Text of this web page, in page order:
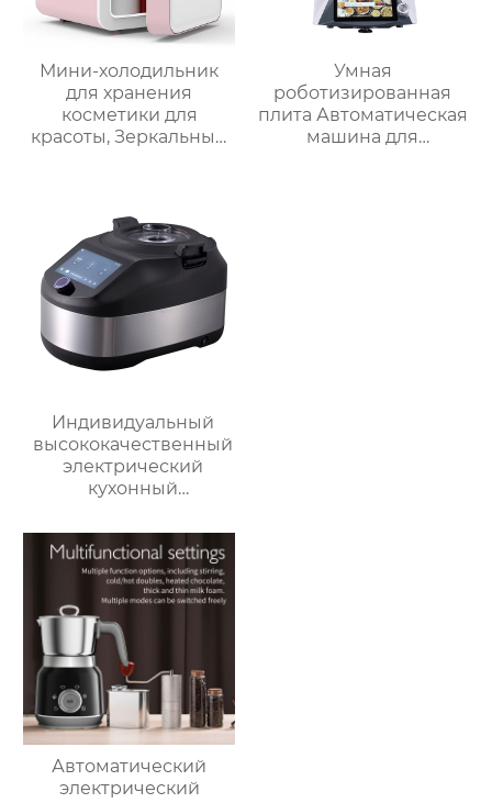
Мини-холодильник
для хранения
косметики для
красоты, Зеркальный
автомобильный мини-
холодильник
Умная
роботизированная
плита Автоматическая
машина для
Индивидуальный
высококачественный
электрический
кухонный
робот для
приготовления пищи,
кухонный комбайн,
блендер, тепловизор
Автоматический
электрический